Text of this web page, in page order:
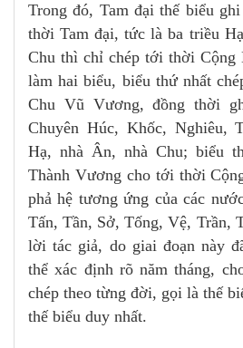
Trong đó, Tam đại thế biểu
thời Tam đại, tức là ba triều
Chu thì chỉ chép tới thời Cộng
làm hai biểu, biểu thứ nhất
Chu Vũ Vương, đồng thời
Chuyên Húc, Khốc, Nghiêu,
Hạ, nhà Ân, nhà Chu; biểu
Thành Vương cho tới thời
phả hệ tương ứng của các
Tấn, Tần, Sở, Tống, Vệ, Trần,
lời tác giả, do giai đoạn này
thể xác định rõ năm tháng,
chép theo từng đời, gọi là thế
thế biểu duy nhất.